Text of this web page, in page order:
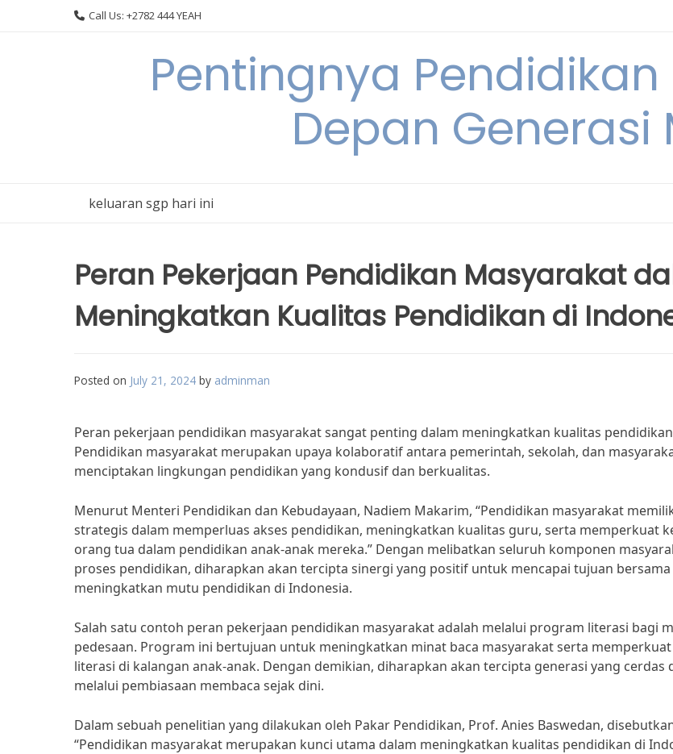
Call Us: +2782 444 YEAH
Pentingnya
Depan Generasi
keluaran sgp hari ini
Peran Pekerjaan Pendidikan Masyarakat
Meningkatkan Kualitas Pendidikan di
Posted on July 21, 2024 by adminman
Peran pekerjaan pendidikan masyarakat sangat penting dalam meningkatkan kualitas
Pendidikan masyarakat merupakan upaya kolaboratif antara pemerintah, sekolah, dan
menciptakan lingkungan pendidikan yang kondusif dan berkualitas.
Menurut Menteri Pendidikan dan Kebudayaan, Nadiem Makarim, “Pendidikan masyarakat
strategis dalam memperluas akses pendidikan, meningkatkan kualitas guru, serta memperkuat
orang tua dalam pendidikan anak-anak mereka.” Dengan melibatkan seluruh komponen
proses pendidikan, diharapkan akan tercipta sinergi yang positif untuk mencapai tujuan bersama
meningkatkan mutu pendidikan di Indonesia.
Salah satu contoh peran pekerjaan pendidikan masyarakat adalah melalui program literasi bagi
pedesaan. Program ini bertujuan untuk meningkatkan minat baca masyarakat serta
literasi di kalangan anak-anak. Dengan demikian, diharapkan akan tercipta generasi yang cerdas
melalui pembiasaan membaca sejak dini.
Dalam sebuah penelitian yang dilakukan oleh Pakar Pendidikan, Prof. Anies Baswedan,
“Pendidikan masyarakat merupakan kunci utama dalam meningkatkan kualitas pendidikan di